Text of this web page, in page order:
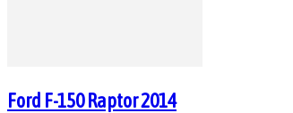
Ford F-150 Raptor 2014